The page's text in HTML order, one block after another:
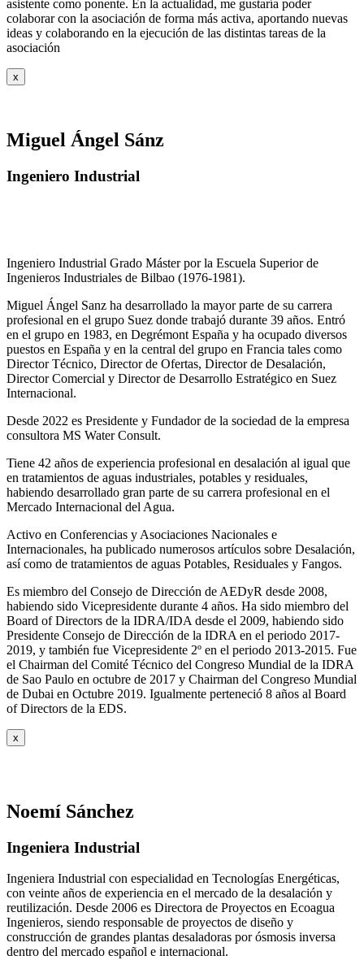
asistente como ponente. En la actualidad, me gustaría poder
colaborar con la asociación de forma más activa, aportando nuevas
ideas y colaborando en la ejecución de las distintas tareas de la
asociación
x
Miguel Ángel Sánz
Ingeniero Industrial
Ingeniero Industrial Grado Máster por la Escuela Superior de
Ingenieros Industriales de Bilbao (1976-1981).
Miguel Ángel Sanz ha desarrollado la mayor parte de su carrera
profesional en el grupo Suez donde trabajó durante 39 años. Entró
en el grupo en 1983, en Degrémont España y ha ocupado diversos
puestos en España y en la central del grupo en Francia tales como
Director Técnico, Director de Ofertas, Director de Desalación,
Director Comercial y Director de Desarrollo Estratégico en Suez
Internacional.
Desde 2022 es Presidente y Fundador de la sociedad de la empresa
consultora MS Water Consult.
Tiene 42 años de experiencia profesional en desalación al igual que
en tratamientos de aguas industriales, potables y residuales,
habiendo desarrollado gran parte de su carrera profesional en el
Mercado Internacional del Agua.
Activo en Conferencias y Asociaciones Nacionales e
Internacionales, ha publicado numerosos artículos sobre Desalación,
así como de tratamientos de aguas Potables, Residuales y Fangos.
Es miembro del Consejo de Dirección de AEDyR desde 2008,
habiendo sido Vicepresidente durante 4 años. Ha sido miembro del
Board of Directors de la IDRA/IDA desde el 2009, habiendo sido
Presidente Consejo de Dirección de la IDRA en el periodo 2017-
2019, y también fue Vicepresidente 2º en el periodo 2013-2015. Fue
el Chairman del Comité Técnico del Congreso Mundial de la IDRA
de Sao Paulo en octubre de 2017 y Chairman del Congreso Mundial
de Dubai en Octubre 2019. Igualmente perteneció 8 años al Board
of Directors de la EDS.
x
Noemí Sánchez
Ingeniera Industrial
Ingeniera Industrial con especialidad en Tecnologías Energéticas,
con veinte años de experiencia en el mercado de la desalación y
reutilización. Desde 2006 es Directora de Proyectos en Ecoagua
Ingenieros, siendo responsable de proyectos de diseño y
construcción de grandes plantas desaladoras por ósmosis inversa
dentro del mercado español e internacional.